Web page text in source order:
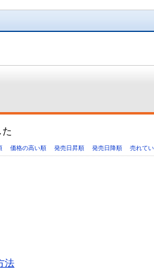
価格の高い順 発売日昇順 発売日降順 売れて
法